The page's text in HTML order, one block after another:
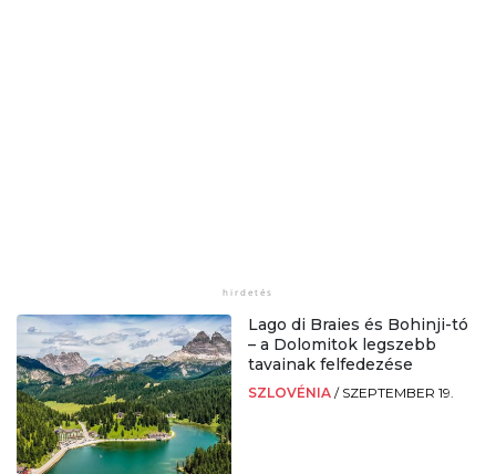
Lago di Braies és Bohinji-tó
– a Dolomitok legszebb
tavainak felfedezése
SZLOVÉNIA / SZEPTEMBER 19.